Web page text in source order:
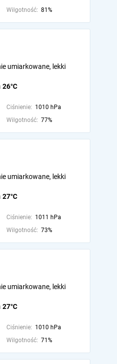
Wilgotność: 81%
26°C
umiarkowane, lekki
Ciśnienie: 1010 hPa
Wilgotność: 77%
27°C
umiarkowane, lekki
Ciśnienie: 1011 hPa
Wilgotność: 73%
27°C
umiarkowane, lekki
Ciśnienie: 1010 hPa
Wilgotność: 71%